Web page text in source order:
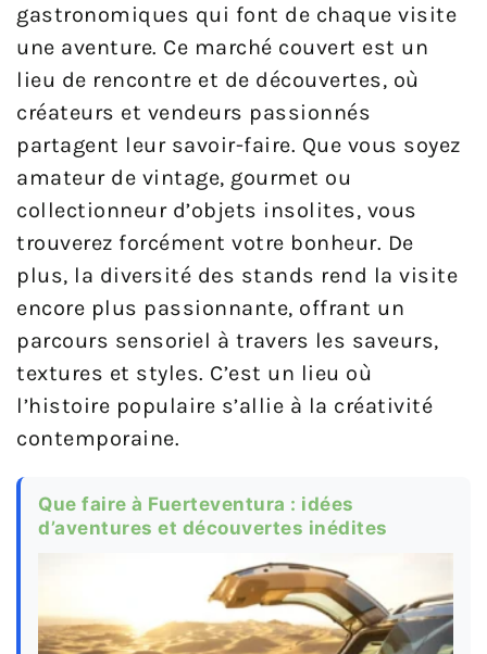
gastronomiques qui font de chaque visite
une aventure. Ce marché couvert est un
lieu de rencontre et de découvertes, où
créateurs et vendeurs passionnés
partagent leur savoir-faire. Que vous soyez
amateur de vintage, gourmet ou
collectionneur d’objets insolites, vous
trouverez forcément votre bonheur. De
plus, la diversité des stands rend la visite
encore plus passionnante, offrant un
parcours sensoriel à travers les saveurs,
textures et styles. C’est un lieu où
l’histoire populaire s’allie à la créativité
contemporaine.
Que faire à Fuerteventura : idées
d’aventures et découvertes inédites